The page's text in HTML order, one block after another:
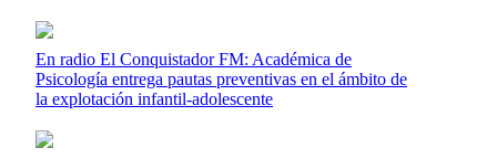
En radio El Conquistador FM: Académica de
Psicología entrega pautas preventivas en el ámbito de
la explotación infantil-adolescente